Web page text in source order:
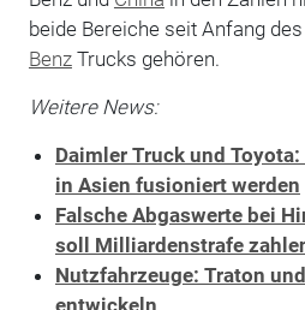
beide Bereiche seit Anfang
BenzTrucks gehören.
Weitere News:
Daimler Truck und
in Asien fusioniert werden
Falsche Abgaswerte bei
soll Milliardenstrafe
Nutzfahrzeuge: Traton
entwickeln